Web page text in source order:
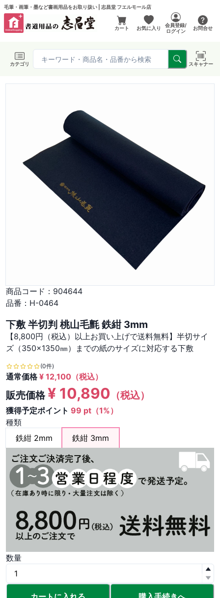
毛筆・画筆・墨など書画用品をお取り扱い | 志昌堂 フエルモール店
カート お気に入り
会員登録/
ログイン
お問合せ
カテゴリ スキャナー
商品コード： 904644
品番： H-0464
下敷 半切判 桃山毛氈 鉄紺 3mm
【8,800円（税込）以上お買い上げで送料無料】半切サイ
ズ（350×1350㎜）までの紙のサイズに対応する下敷
(0件)
通常価格¥ 12,100 （税込）
販売価格¥ 10,890 （税込）
獲得予定ポイント 99 pt（1%）
種類
鉄紺 2mm
鉄紺 3mm
数量